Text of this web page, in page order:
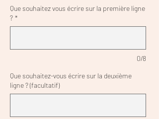
Que souhaitez vous écrire sur la première ligne
? *
0/8
Que souhaitez-vous écrire sur la deuxième
ligne ? (facultatif)